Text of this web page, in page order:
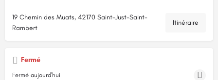
19 Chemin des Muats, 42170 Saint-Just-Saint-
Rambert
Itinéraire
Fermé
Fermé aujourd'hui